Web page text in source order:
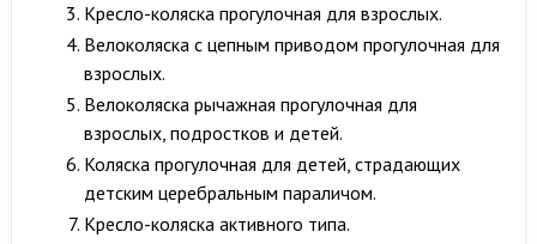
Кресло-коляска прогулочная для взрослых.
Велоколяска с цепным приводом прогулочная для
взрослых.
Велоколяска рычажная прогулочная для
взрослых, подростков и детей.
Коляска прогулочная для детей, страдающих
детским церебральным параличом.
Кресло-коляска активного типа.